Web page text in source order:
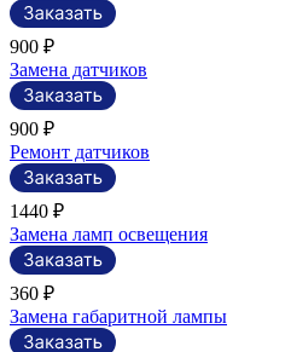
900 ₽
Замена датчиков
900 ₽
Ремонт датчиков
1440 ₽
Замена ламп освещения
360 ₽
Замена габаритной лампы